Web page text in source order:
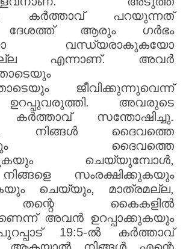
കർത്താവ് പറയുന്നത്
ദേശത്ത് ആരും ഗർഭം
വന്ധ്യരാകുകയോ
എന്നാണ്. അവർ
ജീവിക്കുന്നുവെന്ന്
അവരുടെ
കർത്താവ് സന്തോഷിച്ചു.
നിങ്ങൾ ദൈവത്തെ
ദൈവത്തെ
ചെയ്യുമ്പോൾ,
സംരക്ഷിക്കുകയും
ചെയ്യും, മാത്രമല്ല,
തന്റെ കൈകളിൽ
അവൻ ഉറപ്പാക്കുകയും
19:5-ൽ കർത്താവ്